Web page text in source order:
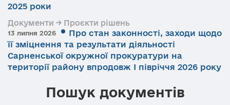
2025 роки
Документи → Проєкти рішень
13 липня 2026
Про стан законності, заходи щодо
її зміцнення та результати діяльності
Сарненської окружної прокуратури на
території району впродовж І півріччя 2026 року
Пошук документів